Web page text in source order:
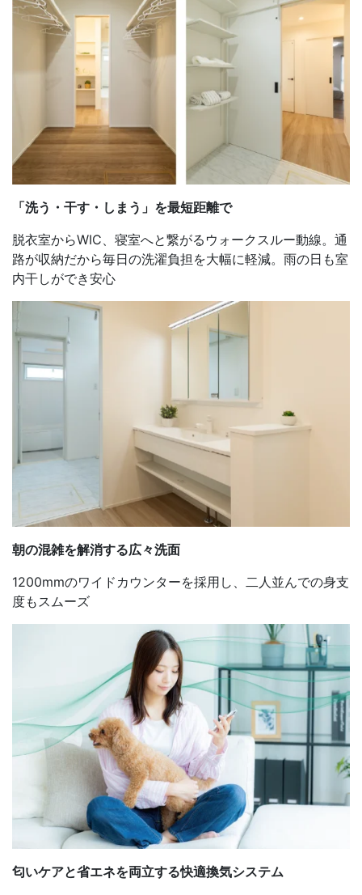
「洗う・干す・しまう」を最短距離で
脱衣室からWIC、寝室へと繋がるウォークスルー動線。通
路が収納だから毎日の洗濯負担を大幅に軽減。雨の日も室
内干しができ安心
朝の混雑を解消する広々洗面
1200mmのワイドカウンターを採用し、二人並んでの身支
度もスムーズ
匂いケアと省エネを両立する快適換気システム